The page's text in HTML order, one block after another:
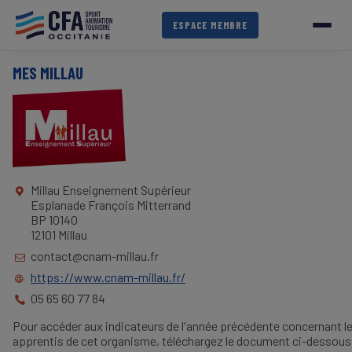
contenu
ESPACE MEMBRE
MES MILLAU
Millau Enseignement Supérieur
Esplanade François Mitterrand
BP 10140
12101 Millau
contact@cnam-millau.fr
https://www.cnam-millau.fr/
05 65 60 77 84
Pour accéder aux indicateurs de l'année précédente concernant
apprentis de cet organisme, téléchargez le document ci-